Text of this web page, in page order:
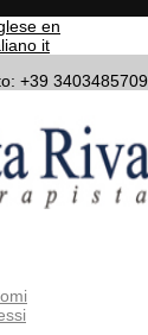
en
it
+39 3403485709